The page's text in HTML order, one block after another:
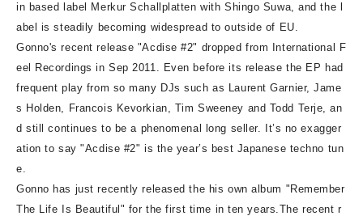
in based label Merkur Schallplatten with Shingo Suwa, and the l
abel is steadily becoming widespread to outside of EU.
Gonno's recent release "Acdise #2" dropped from International F
eel Recordings in Sep 2011. Even before its release the EP had
frequent play from so many DJs such as Laurent Garnier, Jame
s Holden, Francois Kevorkian, Tim Sweeney and Todd Terje, an
d still continues to be a phenomenal long seller. It’s no exagger
ation to say "Acdise #2" is the year’s best Japanese techno tun
e.
Gonno has just recently released the his own album "Remember
The Life Is Beautiful" for the first time in ten years.The recent r